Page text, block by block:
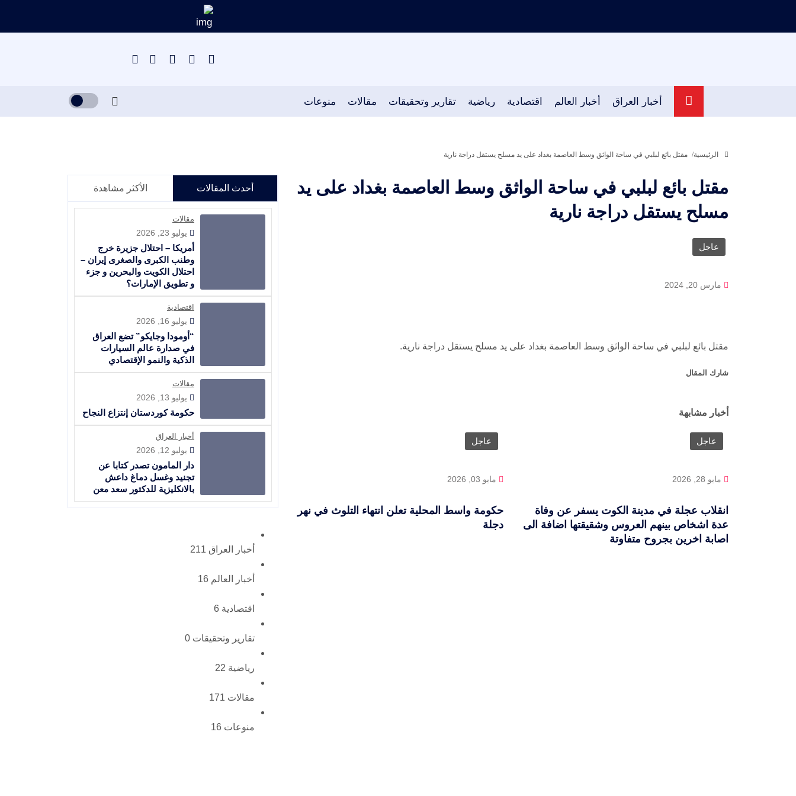
أخبار العراق أخبار العالم اقتصادية رياضية تقارير وتحقيقات مقالات منوعات
الرئيسية مقتل بائع لبلبي في ساحة الواثق وسط العاصمة بغداد على يد مسلح يستقل دراجة نارية
مقتل بائع لبلبي في ساحة الواثق وسط العاصمة بغداد على يد
مسلح يستقل دراجة نارية
عاجل
مارس 20, 2024
مقتل بائع لبلبي في ساحة الواثق وسط العاصمة بغداد على يد مسلح يستقل دراجة نارية.
شارك المقال
أخبار مشابهة
عاجل
مايو 28, 2026
انقلاب عجلة في مدينة الكوت يسفر عن وفاة
عدة اشخاص بينهم العروس وشقيقتها اضافة الى
اصابة اخرين بجروح متفاوتة
عاجل
مايو 03, 2026
حكومة واسط المحلية تعلن انتهاء التلوث في نهر
دجلة
أحدث المقالات الأكثر مشاهدة
مقالات
يوليو 23, 2026
أمريكا – احتلال جزيرة خرج
وطنب الكبرى والصغرى إيران –
احتلال الكويت والبحرين و جزء
و تطويق الإمارات؟
اقتصادية
يوليو 16, 2026
“أومودا وجايكو” تضع العراق
في صدارة عالم السيارات
الذكية والنمو الإقتصادي
مقالات
يوليو 13, 2026
حكومة كوردستان إنتزاع النجاح
أخبار العراق
يوليو 12, 2026
دار المامون تصدر كتابا عن
تجنيد وغسل دماغ داعش
بالانكليزية للدكتور سعد معن
أخبار العراق 211
أخبار العالم 16
اقتصادية 6
تقارير وتحقيقات 0
رياضية 22
مقالات 171
منوعات 16